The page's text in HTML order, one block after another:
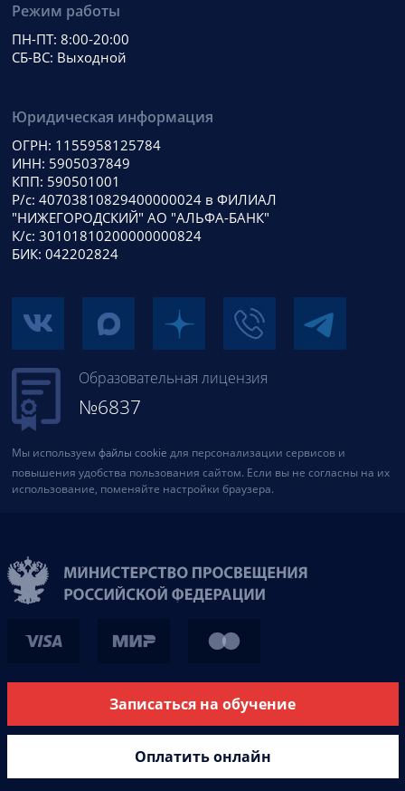
Режим работы
ПН-ПТ: 8:00-20:00
СБ-ВС: Выходной
Юридическая информация
ОГРН: 1155958125784
ИНН: 5905037849
КПП: 590501001
Р/с: 40703810829400000024 в ФИЛИАЛ
"НИЖЕГОРОДСКИЙ" АО "АЛЬФА-БАНК"
К/с: 30101810200000000824
БИК: 042202824
Образовательная лицензия
№6837
Мы используем файлы cookie для персонализации сервисов и
повышения удобства пользования сайтом. Если вы не согласны на их
использование, поменяйте настройки браузера.
Записаться на обучение
Оплатить онлайн